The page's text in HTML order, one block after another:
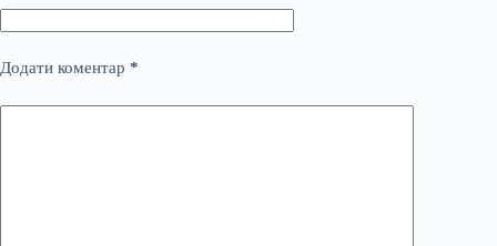
Додати коментар *